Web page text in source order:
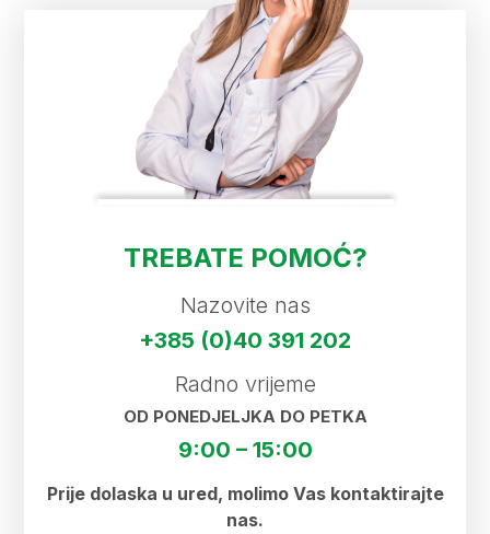
TREBATE POMOĆ?
Nazovite nas
+385 (0)40 391 202
Radno vrijeme
OD PONEDJELJKA DO PETKA
9:00 – 15:00
Prije dolaska u ured, molimo Vas kontaktirajte
nas.